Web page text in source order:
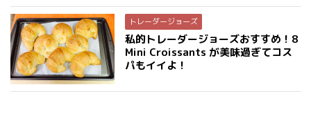
トレーダージョーズ
私的トレーダージョーズおすすめ！8
Mini Croissants が美味過ぎてコス
パもイイよ！